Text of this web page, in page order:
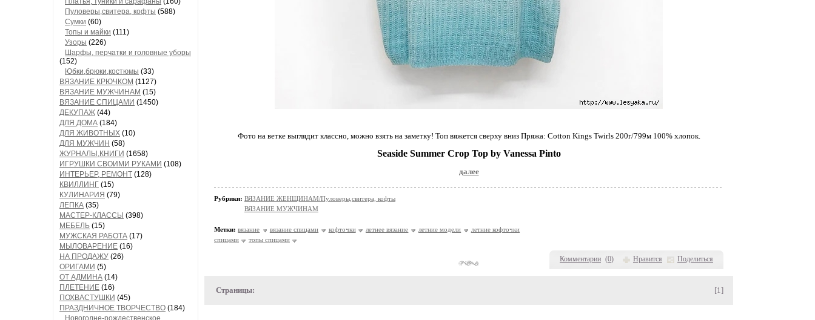
Пуловеры,свитера, кофты (588)
Сумки (60)
Топы и майки (111)
Узоры (226)
Шарфы, перчатки и головные уборы
(152)
Юбки,брюки,костюмы (33)
ВЯЗАНИЕ КРЮЧКОМ (1127)
ВЯЗАНИЕ МУЖЧИНАМ (15)
ВЯЗАНИЕ СПИЦАМИ (1450)
ДЕКУПАЖ (44)
ДЛЯ ДОМА (184)
ДЛЯ ЖИВОТНЫХ (10)
ДЛЯ МУЖЧИН (58)
ЖУРНАЛЫ,КНИГИ (1658)
ИГРУШКИ СВОИМИ РУКАМИ (108)
ИНТЕРЬЕР, РЕМОНТ (128)
КВИЛЛИНГ (15)
КУЛИНАРИЯ (79)
ЛЕПКА (35)
МАСТЕР-КЛАССЫ (398)
МЕБЕЛЬ (15)
МУЖСКАЯ РАБОТА (17)
МЫЛОВАРЕНИЕ (16)
НА ПРОДАЖУ (26)
ОРИГАМИ (5)
ОТ АДМИНА (14)
ПЛЕТЕНИЕ (16)
ПОХВАСТУШКИ (45)
ПРАЗДНИЧНОЕ ТВОРЧЕСТВО (184)
Новогодне-рождественское
Комментарии (0) Нравится Поделиться
Фото на ветке выглядит классно, можно взять на заметку! Топ вяжется сверху вниз Пряжа: Cotton Kings Twirls 200г/799м 100% хлопок.
Seaside Summer Crop Top by Vanessa Pinto
далее
Рубрики: ВЯЗАНИЕ ЖЕНЩИНАМ/Пуловеры,свитера, кофты
ВЯЗАНИЕ МУЖЧИНАМ
Метки: вязание вязание спицами кофточки летнее вязание летние модели
летние кофточки
спицами
топы спицами
Страницы: [1]